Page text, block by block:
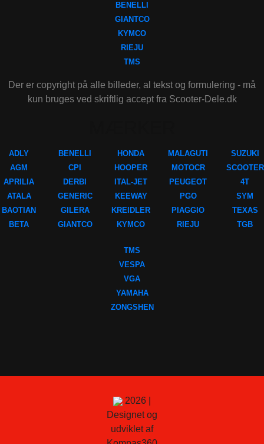
BENELLI
GIANTCO
KYMCO
RIEJU
TMS
Der er copyright på alle billeder, al tekst og formulering - må
kun bruges ved skriftlig accept fra Scooter-Dele.dk
ADLY
AGM
APRILIA
ATALA
BAOTIAN
BETA
BENELLI
CPI
DERBI
GENERIC
GILERA
GIANTCO
HONDA
HOOPER
ITAL-JET
KEEWAY
KREIDLER
KYMCO
MALAGUTI
MOTOCR
PEUGEOT
PGO
PIAGGIO
RIEJU
SUZUKI
SCOOTER
4T
SYM
TEXAS
TGB
TMS
VESPA
VGA
YAMAHA
ZONGSHEN
2026 |
Designet og
udviklet af